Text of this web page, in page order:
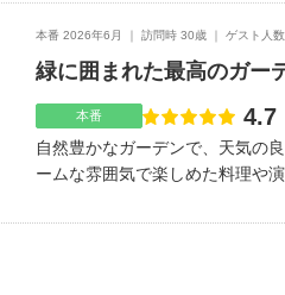
本番 2026年6月 訪問時 30歳 ゲスト人
緑に囲まれた最高のガー
本番 点数
4.7
自然豊かなガーデンで、天気の
ームな雰囲気で楽しめた料理や
ッフの案内や対応も良かった車